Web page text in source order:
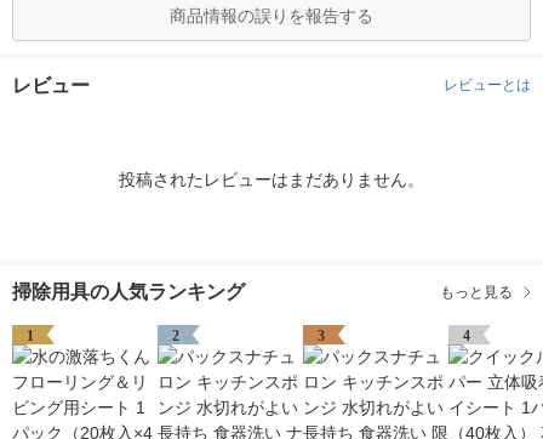
商品情報の誤りを報告する
レビュー レビューとは
投稿されたレビューはまだありません。
掃除用具の人気ランキング もっと見る
1 2 3 4